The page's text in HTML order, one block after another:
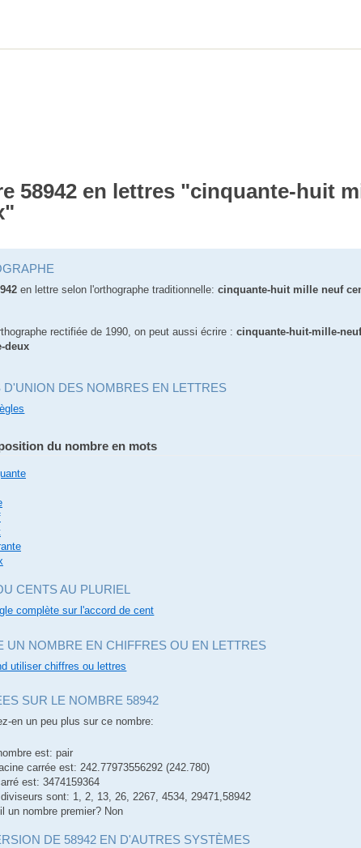
58942 en lettres "cinquante-huit
en lettre selon l'orthographe traditionnelle:cinquante-huit mille neuf
rectifiée de 1990, on peut aussi écrire :cinquante-huit-mille-
deux
D'UNION DES NOMBRES EN LETTRES
du nombre en mots
CENTS AU PLURIEL
complète sur l'accord de cent
UN NOMBRE EN CHIFFRES OU EN LETTRES
utiliser chiffres ou lettres
SUR LE NOMBRE 58942
en un peu plus sur ce nombre:
est: pair
carrée est: 242.77973556292 (242.780)
est: 3474159364
sont: 1, 2, 13, 26, 2267, 4534, 29471,58942
un nombre premier? Non
DE 58942 EN D'AUTRES SYSTÈMES